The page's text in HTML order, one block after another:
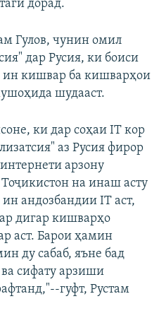
дорад.
Гулов, чунин омил
дар Русия, ки боиси
кишвар ба кишварҳои
шудааст.
ки дар соҳаи IT кор
аз Русия фирор
арзону
на инаш асту
андозбандии IT аст,
дигар кишварҳо
аст. Барои ҳамин
ду сабаб, яъне бад
сифату арзиши
гуфт, Рустам